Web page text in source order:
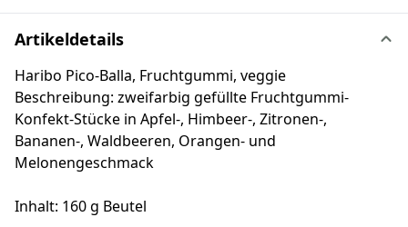
Artikeldetails
Haribo Pico-Balla, Fruchtgummi, veggie
Beschreibung: zweifarbig gefüllte Fruchtgummi-
Konfekt-Stücke in Apfel-, Himbeer-, Zitronen-,
Bananen-, Waldbeeren, Orangen- und
Melonengeschmack
Inhalt: 160 g Beutel